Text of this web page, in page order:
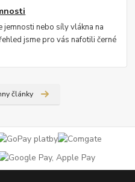
nebo síly vlákna na
jsme pro vás nafotili černé
články